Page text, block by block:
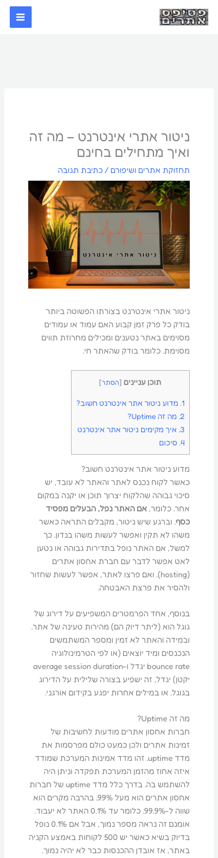
לתוכן
ניטור אתרי אינטרנט – מה זה
ואיך מתחילים בחינם
תחזוקת אתרים ושיפורם /כתיבת תגובה
ניטור אתרי אינטרנט בצורתו הפשוטה ביותר
בודק כל פרק זמן קבוע האם עמוד או עמודים
מסוימים באתר נטענים ומכילים מחרוזת תווים
מסוימת. כלומר בודק שהאתר חי.
תוכן עניינים [הסתר]
1. מדוע ניטור אתר אינטרנט חשוב?
2. מה זה Uptime?
3. איך מקימים ניטור אתר אינטרנט
4. סיכום
מדוע ניטור אתר אינטרנט חשוב?
כאשר לקוח נכנס לאתר והאתר לא עובד, יש
סיכוי גבוהה שהלקוח יצרוך תוכן או יקנה במקום
אחר. כלומר,אם האתר נפל, הבעלים מפסיד
כסף. וברגע שיש ניטור, מקבלים התראה כאשר
משהו לא תקין ואפשר לעשות משהו בנדון. כך
למשל, אם האתר נופל בתדירות גבוהה או נטען
לאט אפשר לדבר עם חברת אחסון אתרים
(hosting). ואם פרצו לאתר, אפשר לעשות שחזור
ולהסיר את פרצת האבטחה.
בנוסף, אחד הפרמטרים המשפיעים על דירוג של
גוגל הוא (ליתר דיוק הם) מהירות טעינה של אתר.
ובמידה והאתר לא זמין ומספר המשתמשים
הנכנסים ומיד יוצאים (או לפי הטרמינולוגיה
bounce rate יגדל ו-average session duration
יקטן) יגדל, זה ישפיע בצורה שלילית על הדירוג
בגוגל. או במילים אחרות יפגע בקידום אורגני.
מה זה Uptime?
חברות אחסון אתרים מודעות לחשיבות של
זמינות אתרים ולכן כמעט כולם מפרסמות את
מדד uptime. זהו מדד אמינות המערכת שמודד
איזה אחוז מהזמן המערכת תפקדה וניתן היה
להשתמש בה. בדרך כלל מדד uptime של חברות
אחסון אתרים הוא מעל 99%. בהרבה מקרים הוא
שווה ל-99.9%. כלומר עד 0.1% האתר לא יעבוד.
אומנם זה נראה מספר נמוך, אבל אם 0.1% נופל
בדיוק בשיא כאשר יש 500 לקוחות באמצע הקניה
באתר, אז אובדן ההכנסות כבר לא יהיה נמוך.